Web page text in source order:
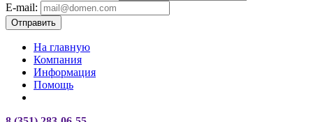
E-mail:
Отправить
На главную
Компания
Информация
Помощь